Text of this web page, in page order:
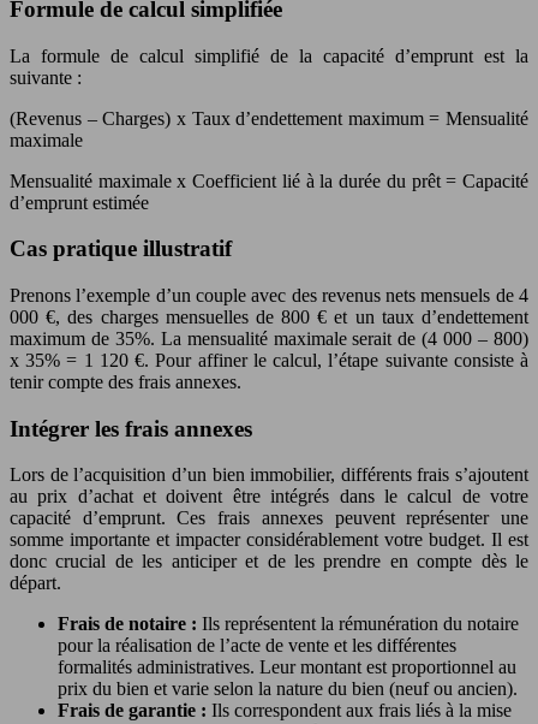
Formule de calcul simplifiée
La formule de calcul simplifié de la capacité d’emprunt est la
suivante :
(Revenus – Charges) x Taux d’endettement maximum = Mensualité
maximale
Mensualité maximale x Coefficient lié à la durée du prêt = Capacité
d’emprunt estimée
Cas pratique illustratif
Prenons l’exemple d’un couple avec des revenus nets mensuels de 4
000 €, des charges mensuelles de 800 € et un taux d’endettement
maximum de 35%. La mensualité maximale serait de (4 000 – 800)
x 35% = 1 120 €. Pour affiner le calcul, l’étape suivante consiste à
tenir compte des frais annexes.
Intégrer les frais annexes
Lors de l’acquisition d’un bien immobilier, différents frais s’ajoutent
au prix d’achat et doivent être intégrés dans le calcul de votre
capacité d’emprunt. Ces frais annexes peuvent représenter une
somme importante et impacter considérablement votre budget. Il est
donc crucial de les anticiper et de les prendre en compte dès le
départ.
Frais de notaire : Ils représentent la rémunération du notaire
pour la réalisation de l’acte de vente et les différentes
formalités administratives. Leur montant est proportionnel au
prix du bien et varie selon la nature du bien (neuf ou ancien).
Frais de garantie : Ils correspondent aux frais liés à la mise